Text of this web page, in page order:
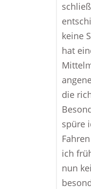
keine
hat
die
spüre
ich
nun